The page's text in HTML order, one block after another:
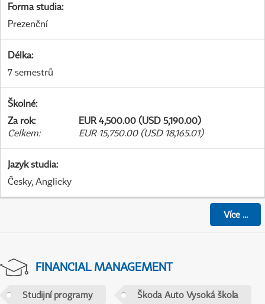
Forma studia:
Prezenční
Délka:
7 semestrů
Školné:
Za rok:
EUR 4,500.00 (USD 5,190.00)
Celkem: EUR 15,750.00 (USD 18,165.01)
Jazyk studia:
Česky, Anglicky
Více...
FINANCIAL MANAGEMENT
Studijní programy Škoda Auto Vysoká škola